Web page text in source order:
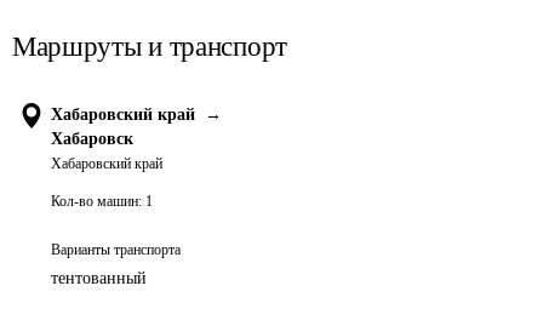
Маршруты и транспорт
Хабаровский край
→
Хабаровск
Хабаровский край
Кол-во машин: 1
Варианты транспорта
тентованный